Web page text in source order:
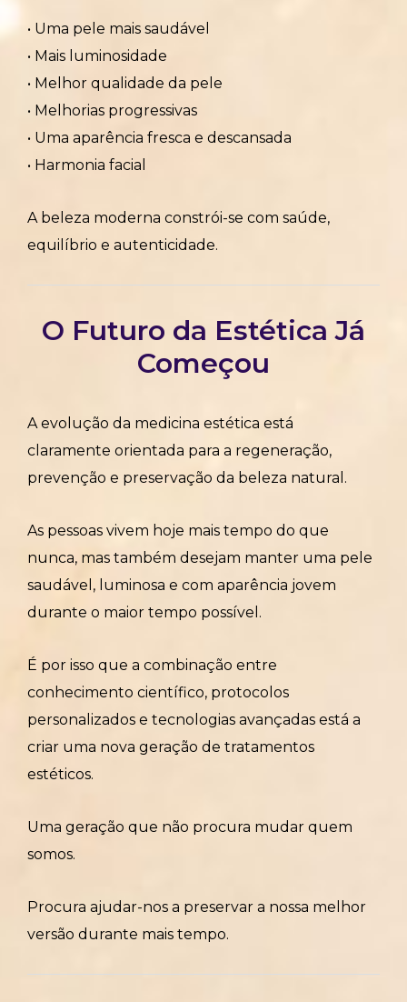
• Uma pele mais saudável
• Mais luminosidade
• Melhor qualidade da pele
• Melhorias progressivas
• Uma aparência fresca e descansada
• Harmonia facial
A beleza moderna constrói-se com saúde,
equilíbrio e autenticidade.
O Futuro da Estética Já
Começou
A evolução da medicina estética está
claramente orientada para a regeneração,
prevenção e preservação da beleza natural.
As pessoas vivem hoje mais tempo do que
nunca, mas também desejam manter uma pele
saudável, luminosa e com aparência jovem
durante o maior tempo possível.
É por isso que a combinação entre
conhecimento científico, protocolos
personalizados e tecnologias avançadas está a
criar uma nova geração de tratamentos
estéticos.
Uma geração que não procura mudar quem
somos.
Procura ajudar-nos a preservar a nossa melhor
versão durante mais tempo.